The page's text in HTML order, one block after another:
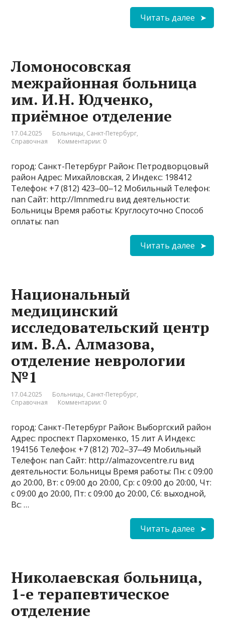
Читать далее
Ломоносовская
межрайонная больница
им. И.Н. Юдченко,
приёмное отделение
17.04.2025 Больницы, Санкт-Петербург,
Справочная
Комментарии: 0
город: Санкт-Петербург Район: Петродворцовый
район Адрес: Михайловская, 2 Индекс: 198412
Телефон: +7 (812) 423‒00‒12 Мобильный Телефон:
nan Сайт: http://lmnmed.ru вид деятельности:
Больницы Время работы: Круглосуточно Способ
оплаты: nan
Читать далее
Национальный
медицинский
исследовательский центр
им. В.А. Алмазова,
отделение неврологии
№1
17.04.2025 Больницы, Санкт-Петербург,
Справочная
Комментарии: 0
город: Санкт-Петербург Район: Выборгский район
Адрес: проспект Пархоменко, 15 лит А Индекс:
194156 Телефон: +7 (812) 702‒37‒49 Мобильный
Телефон: nan Сайт: http://almazovcentre.ru вид
деятельности: Больницы Время работы: Пн: с 09:00
до 20:00, Вт: с 09:00 до 20:00, Ср: с 09:00 до 20:00, Чт:
с 09:00 до 20:00, Пт: с 09:00 до 20:00, Сб: выходной,
Вс: …
Читать далее
Николаевская больница,
1-e терапевтическое
отделение